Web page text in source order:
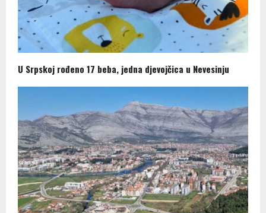
U Srpskoj rođeno 17 beba, jedna djevojčica u Nevesinju